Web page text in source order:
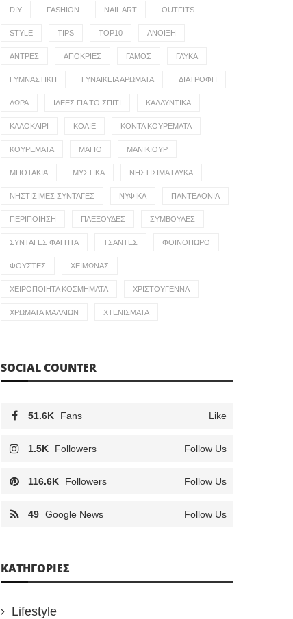
DIY FASHION NAIL ART OUTFITS
STYLE TIPS TOP10 ΆΝΟΙΞΗ
ΆΝΤΡΕΣ ΑΠΌΚΡΙΕΣ ΓΆΜΟΣ ΓΛΥΚΆ
ΓΥΜΝΑΣΤΙΚΉ ΓΥΝΑΙΚΕΊΑ ΑΡΏΜΑΤΑ ΔΙΑΤΡΟΦΉ
ΔΏΡΑ ΙΔΈΕΣ ΓΙΑ ΤΟ ΣΠΊΤΙ ΚΑΛΛΥΝΤΙΚΆ
ΚΑΛΟΚΑΊΡΙ ΚΟΛΙΈ ΚΟΝΤΆ ΚΟΥΡΈΜΑΤΑ
ΚΟΥΡΈΜΑΤΑ ΜΑΓΙΌ ΜΑΝΙΚΙΟΎΡ
ΜΠΟΤΆΚΙΑ ΜΥΣΤΙΚΆ ΝΗΣΤΊΣΙΜΑ ΓΛΥΚΆ
ΝΗΣΤΊΣΙΜΕΣ ΣΥΝΤΑΓΈΣ ΝΥΦΙΚΆ ΠΑΝΤΕΛΌΝΙΑ
ΠΕΡΙΠΟΊΗΣΗ ΠΛΕΞΟΎΔΕΣ ΣΥΜΒΟΥΛΈΣ
ΣΥΝΤΑΓΈΣ ΦΑΓΗΤΆ ΤΣΆΝΤΕΣ ΦΘΙΝΌΠΩΡΟ
ΦΟΎΣΤΕΣ ΧΕΙΜΏΝΑΣ
ΧΕΙΡΟΠΟΊΗΤΑ ΚΟΣΜΉΜΑΤΑ ΧΡΙΣΤΟΎΓΕΝΝΑ
ΧΡΏΜΑΤΑ ΜΑΛΛΙΏΝ ΧΤΕΝΊΣΜΑΤΑ
SOCIAL COUNTER
51.6K Fans Like
1.5K Followers Follow Us
116.6K Followers Follow Us
49 Google News Follow Us
KΑΤΗΓΟΡΊΕΣ
Lifestyle